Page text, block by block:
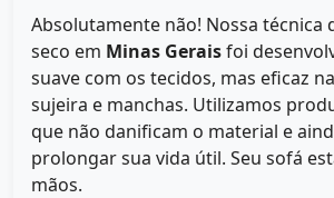
Absolutamente não! Nossa técnica
seco em Minas Geraisfoi
suave com os tecidos, mas eficaz
sujeira e manchas. Utilizamos
que não danificam o material e
prolongar sua vida útil. Seu sofá
mãos.